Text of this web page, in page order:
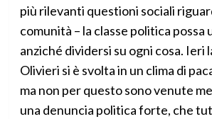
più rilevanti questioni sociali
comunità – la classe politica possa
anziché dividersi su ogni cosa. Ieri
Olivieri si è svolta in un clima di
ma non per questo sono venute
una denuncia politica forte, che